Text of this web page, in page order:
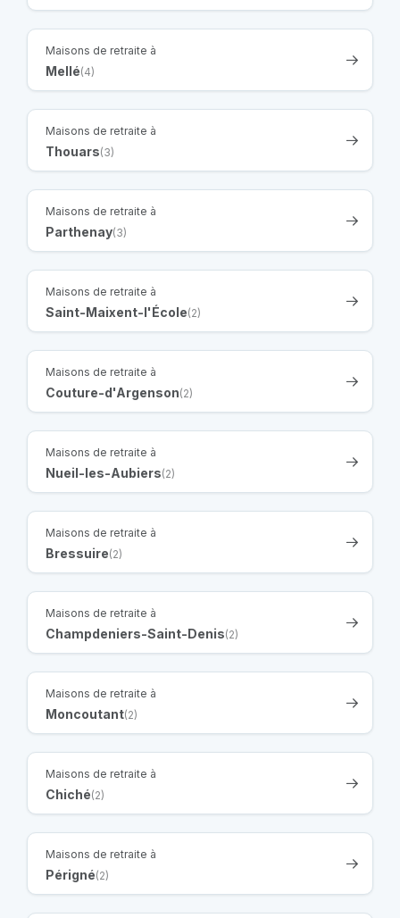
Maisons de retraite à
Mellé(4)
Maisons de retraite à
Thouars(3)
Maisons de retraite à
Parthenay(3)
Maisons de retraite à
Saint-Maixent-l'École(2)
Maisons de retraite à
Couture-d'Argenson(2)
Maisons de retraite à
Nueil-les-Aubiers(2)
Maisons de retraite à
Bressuire(2)
Maisons de retraite à
Champdeniers-Saint-Denis(2)
Maisons de retraite à
Moncoutant(2)
Maisons de retraite à
Chiché(2)
Maisons de retraite à
Périgné(2)